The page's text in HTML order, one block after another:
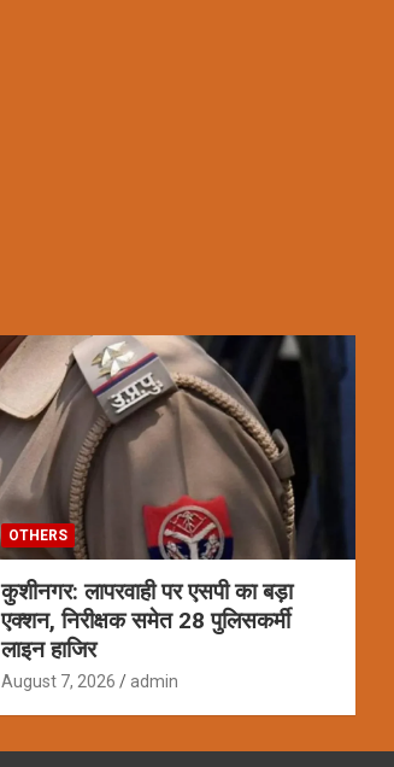
OTHERS
कुशीनगर: लापरवाही पर एसपी का बड़ा
एक्शन, निरीक्षक समेत 28 पुलिसकर्मी
लाइन हाजिर
August 7, 2026 admin